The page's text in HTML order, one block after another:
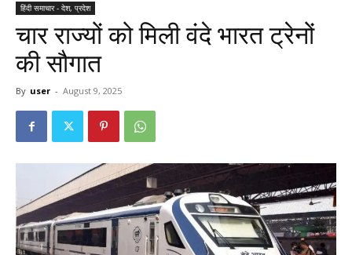
हिंदी समाचार - देश, प्रदेश
चार राज्यों को मिली वंदे भारत ट्रेनों
की सौगात
By user - August 9, 2025